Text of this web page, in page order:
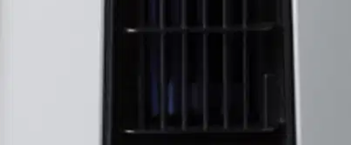
Tornituuletin on varustettu 3 litran vesisäiliöllä, mikä mahdollistaa
ohjaimen ansiosta tuulettimen käyttäminen onnistuu mukavasti